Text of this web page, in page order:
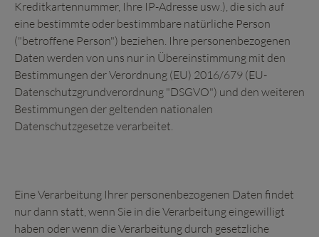
Kreditkartennummer, Ihre IP-Adresse usw.), die sich auf
eine bestimmte oder bestimmbare natürliche Person
("betroffene Person") beziehen. Ihre personenbezogenen
Daten werden von uns nur in Übereinstimmung mit den
Bestimmungen der Verordnung (EU) 2016/679 (EU-
Datenschutzgrundverordnung "DSGVO") und den weiteren
Bestimmungen der geltenden nationalen
Datenschutzgesetze verarbeitet.
Eine Verarbeitung Ihrer personenbezogenen Daten findet
nur dann statt, wenn Sie in die Verarbeitung eingewilligt
haben oder wenn die Verarbeitung durch gesetzliche